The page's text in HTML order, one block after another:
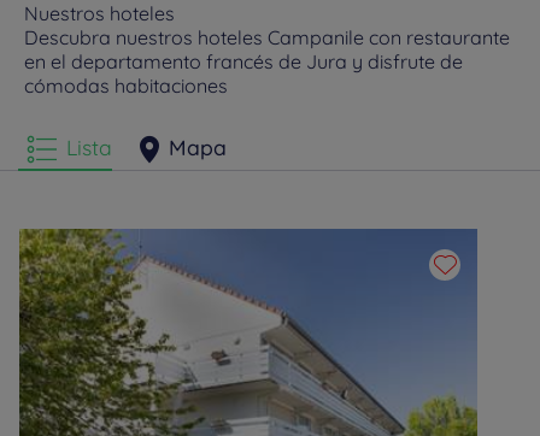
Nuestros hoteles
Descubra nuestros hoteles Campanile con restaurante
en el departamento francés de Jura y disfrute de
cómodas habitaciones
Lista Mapa